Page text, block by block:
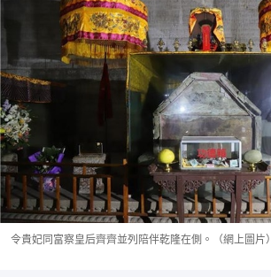
令貴妃同富察皇后齊齊並列陪伴乾隆在側。（網上圖片）